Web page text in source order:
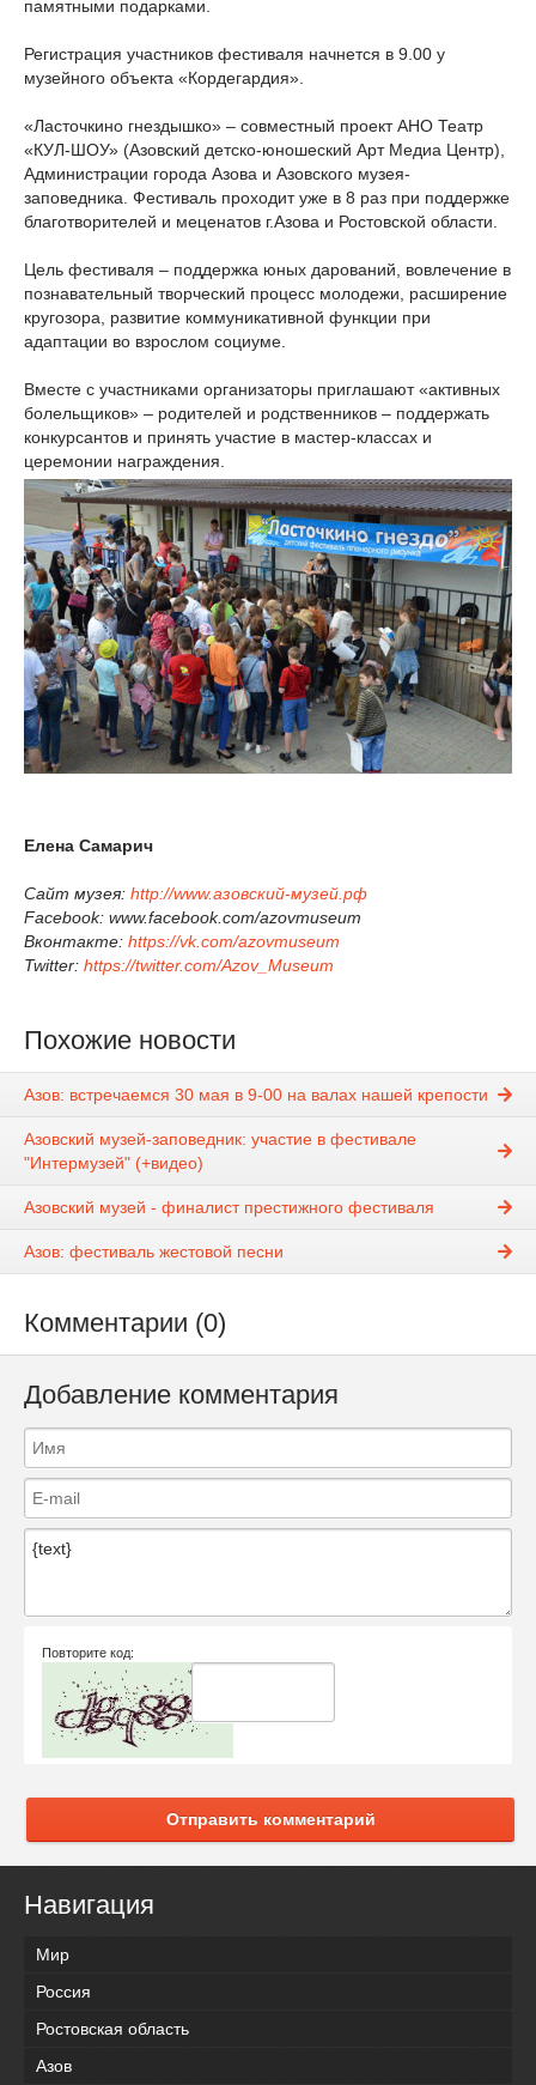
памятными подарками.
Регистрация участников фестиваля начнется в 9.00 у
музейного объекта «Кордегардия».
«Ласточкино гнездышко» – совместный проект АНО Театр
«КУЛ-ШОУ» (Азовский детско-юношеский Арт Медиа Центр),
Администрации города Азова и Азовского музея-
заповедника. Фестиваль проходит уже в 8 раз при поддержке
благотворителей и меценатов г.Азова и Ростовской области.
Цель фестиваля – поддержка юных дарований, вовлечение в
познавательный творческий процесс молодежи, расширение
кругозора, развитие коммуникативной функции при
адаптации во взрослом социуме.
Вместе с участниками организаторы приглашают «активных
болельщиков» – родителей и родственников – поддержать
конкурсантов и принять участие в мастер-классах и
церемонии награждения.
Елена Самарич
Сайт музея: http://www.азовский-музей.рф
Facebook: www.facebook.com/azovmuseum
Вконтакте: https://vk.com/azovmuseum
Twitter: https://twitter.com/Azov_Museum
Похожие новости
Азов: встречаемся 30 мая в 9-00 на валах нашей крепости
Азовский музей-заповедник: участие в фестивале
"Интермузей" (+видео)
Азовский музей - финалист престижного фестиваля
Азов: фестиваль жестовой песни
Комментарии (0)
Добавление комментария
Повторите код:
Отправить комментарий
Навигация
Мир
Россия
Ростовская область
Азов